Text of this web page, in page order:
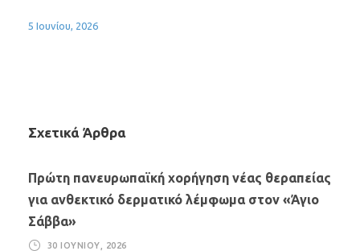
5 Ιουνίου, 2026
Σχετικά Άρθρα
Πρώτη πανευρωπαϊκή χορήγηση νέας θεραπείας
για ανθεκτικό δερματικό λέμφωμα στον «Άγιο
Σάββα»
30 ΙΟΥΝΊΟΥ, 2026